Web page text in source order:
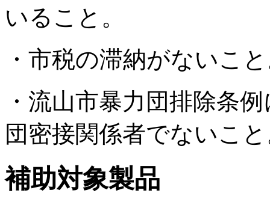
いること。
・市税の滞納がないこ
・流山市暴力団排除条
団密接関係者でないこ
補助対象製品